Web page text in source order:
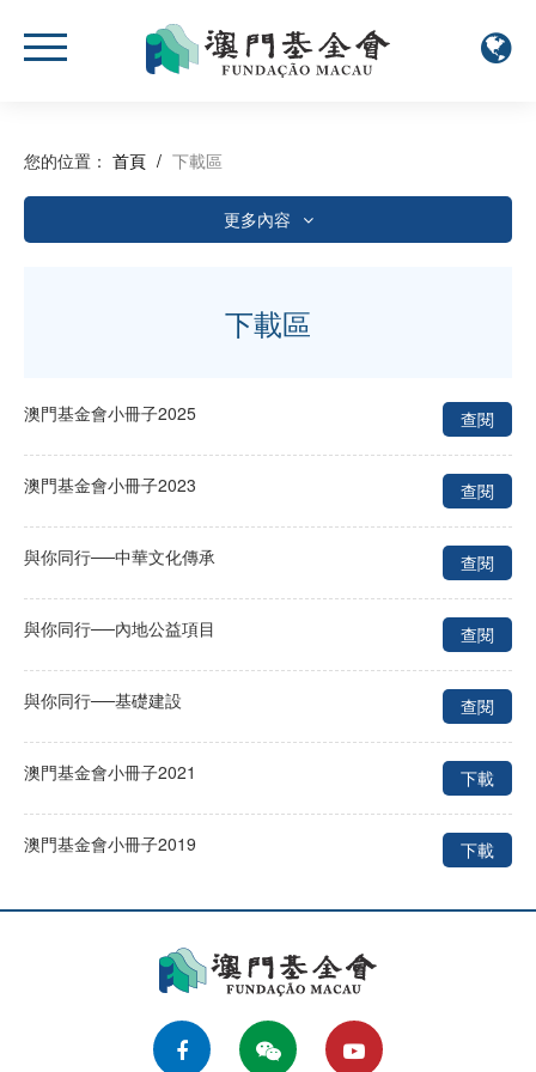
您的位置： 首頁 / 下載區
更多內容
小冊子
活動報名表
其他
下載區
澳門基金會小冊子2025 查閱
澳門基金會小冊子2023 查閱
與你同行──中華文化傳承 查閱
與你同行──內地公益項目 查閱
與你同行──基礎建設 查閱
澳門基金會小冊子2021 下載
澳門基金會小冊子2019 下載